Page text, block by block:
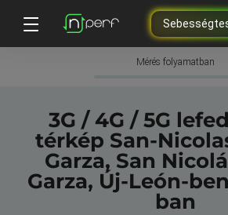
Mérés folyamatban
3G / 4G / 5G
térkép San-
Garza, San
Garza, Új-León-
ban